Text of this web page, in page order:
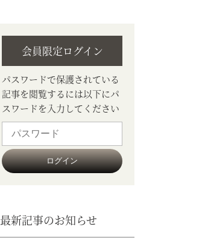
会員限定ログイン
パスワードで保護されている
記事を閲覧するには以下にパ
スワードを入力してください
最新記事のお知らせ